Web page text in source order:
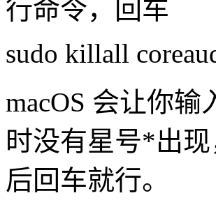
行命令，回车
sudo killall
macOS 会让你
时没有星号*出
后回车就行。